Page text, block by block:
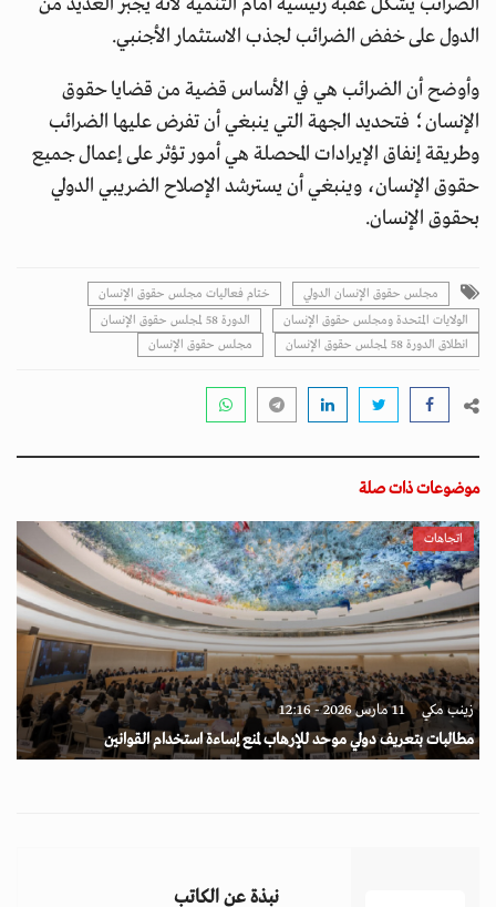
الضرائب يشكل عقبة رئيسية أمام التنمية لأنه يجبر العديد من
الدول على خفض الضرائب لجذب الاستثمار الأجنبي.
وأوضح أن الضرائب هي في الأساس قضية من قضايا حقوق
الإنسان؛ فتحديد الجهة التي ينبغي أن تفرض عليها الضرائب
وطريقة إنفاق الإيرادات المحصلة هي أمور تؤثر على إعمال جميع
حقوق الإنسان، وينبغي أن يسترشد الإصلاح الضريبي الدولي
بحقوق الإنسان.
مجلس حقوق الإنسان الدولي
ختام فعاليات مجلس حقوق الإنسان
الولايات المتحدة ومجلس حقوق الإنسان
الدورة 58 لمجلس حقوق الإنسان
انطلاق الدورة 58 لمجلس حقوق الإنسان
مجلس حقوق الإنسان
موضوعات ذات صلة
اتجاهات
زينب مكي 11 مارس 2026 - 12:16
مطالبات بتعريف دولي موحد للإرهاب لمنع إساءة استخدام القوانين
نبذة عن الكاتب